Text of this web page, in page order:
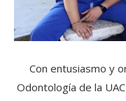
Con entusiasmo y
Odontología de la